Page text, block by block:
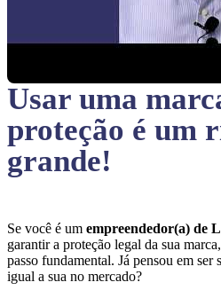
Usar uma
proteção é um
grande!
Se você é um empreendedor(a) de
garantir a proteção legal da sua
passo fundamental. Já pensou em ser
igual a sua no mercado?